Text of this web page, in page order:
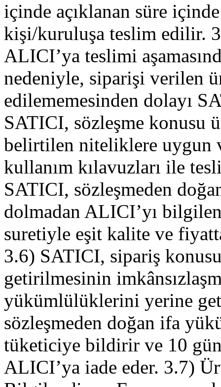
içinde açıklanan süre
kişi/kuruluşa teslim edilir.
ALICI’ya teslimi
nedeniyle, siparişi verilen
edilememesinden dolayı
SATICI, sözleşme konusu
belirtilen niteliklere uygun
kullanım kılavuzları ile
SATICI, sözleşmeden
dolmadan ALICI’yı
suretiyle eşit kalite ve
3.6) SATICI, sipariş
getirilmesinin
yükümlülüklerini yerine
sözleşmeden doğan ifa
tüketiciye bildirir ve 10
ALICI’ya iade eder. 3.7)